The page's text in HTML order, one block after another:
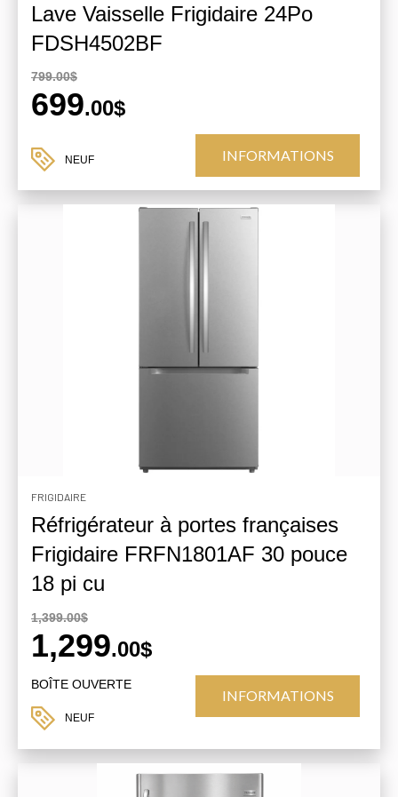
Lave Vaisselle Frigidaire 24Po
FDSH4502BF
799.00$
699.00$
NEUF INFORMATIONS
FRIGIDAIRE
Réfrigérateur à portes françaises
Frigidaire FRFN1801AF 30 pouce
18 pi cu
1,399.00$
1,299.00$
BOÎTE OUVERTE
NEUF
INFORMATIONS